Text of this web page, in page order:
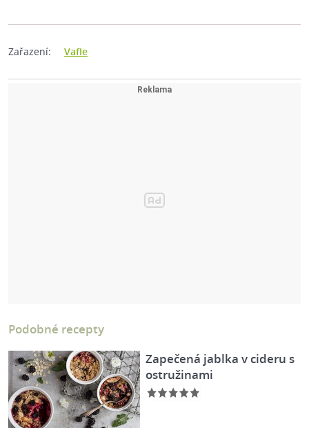
Zařazení: Vafle
Podobné recepty
Zapečená jablka v cideru s
ostružinami